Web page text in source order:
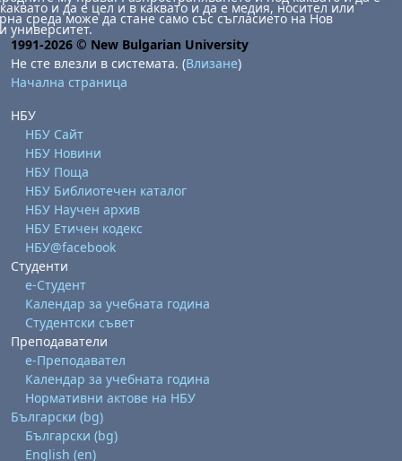
и да е цел и в каквато и да е медия, носител или
среда може да стане само със съгласието на Нов
университет.
1991-2026 © New Bulgarian University
Не сте влезли в системата. (Влизане)
Начална страница
НБУ
НБУ Сайт
НБУ Новини
НБУ Поща
НБУ Библиотечен каталог
НБУ Научен архив
НБУ Етичен кодекс
НБУ@facebook
Студенти
е-Студент
Календар за учебната година
Студентски съвет
Преподаватели
е-Преподавател
Календар за учебната година
Нормативни актове на НБУ
Български ‎(bg)‎
Български ‎(bg)‎
English ‎(en)‎